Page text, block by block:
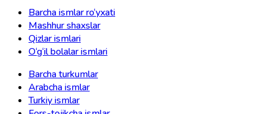
Barcha ismlar ro‘yxati
Mashhur shaxslar
Qizlar ismlari
O‘g‘il bolalar ismlari
Barcha turkumlar
Arabcha ismlar
Turkiy ismlar